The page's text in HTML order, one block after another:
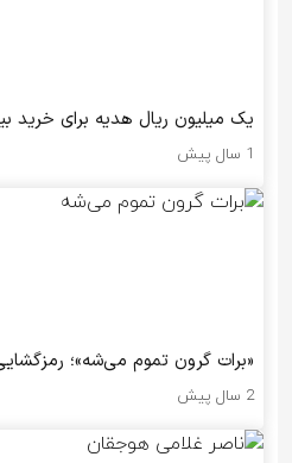
یک میلیون ریال هدیه برای خرید
1 سال پیش
«برات گرون تموم می‌شه»؛
2 سال پیش